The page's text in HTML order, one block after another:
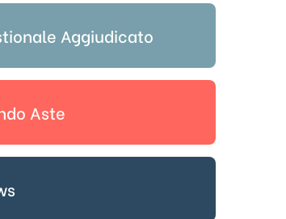
Aggiudicato
Aste